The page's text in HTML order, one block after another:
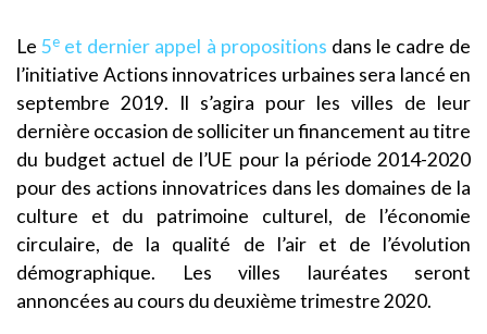
Le5e et dernier appel à propositions dans le cadre de
l’initiative Actions innovatrices urbaines sera lancé en
septembre 2019. Il s’agira pour les villes de leur
dernière occasion de solliciter un financement au titre
du budget actuel de l’UE pour la période 2014-2020
pour des actions innovatrices dans les domaines de la
culture et du patrimoine culturel, de l’économie
circulaire, de la qualité de l’air et de l’évolution
démographique. Les villes lauréates seront
annoncées au cours du deuxième trimestre 2020.